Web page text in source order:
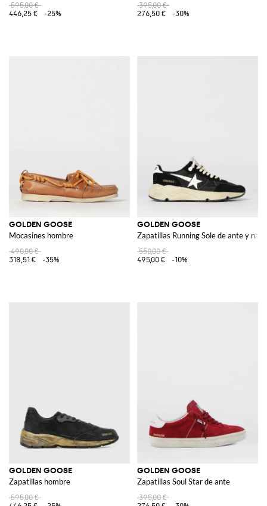
595,00 €
446,25 €
-25%
395,00 €
276,50 €
-30%
GOLDEN GOOSE
Mocasines hombre
490,00 €
318,51 €
-35%
GOLDEN GOOSE
Zapatillas Running Sole de ante y
550,00 €
495,00 €
-10%
GOLDEN GOOSE
Zapatillas hombre
595,00 €
GOLDEN GOOSE
Zapatillas Soul Star de ante
395,00 €